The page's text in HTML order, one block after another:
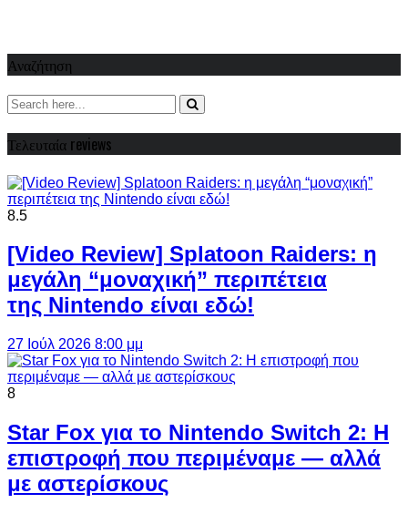
Αναζήτηση
Τελευταία reviews
8.5
[Video Review] Splatoon Raiders: η
μεγάλη “μοναχική” περιπέτεια
της Nintendo είναι εδώ!
27 Ιούλ 2026 8:00 μμ
8
Star Fox για το Nintendo Switch 2: Η
επιστροφή που περιμέναμε — αλλά
με αστερίσκους